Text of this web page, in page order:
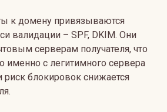
к домену привязываются
валидации – SPF, DKIM. Они
серверам получателя, что
именно с легитимного сервера
блокировок снижается